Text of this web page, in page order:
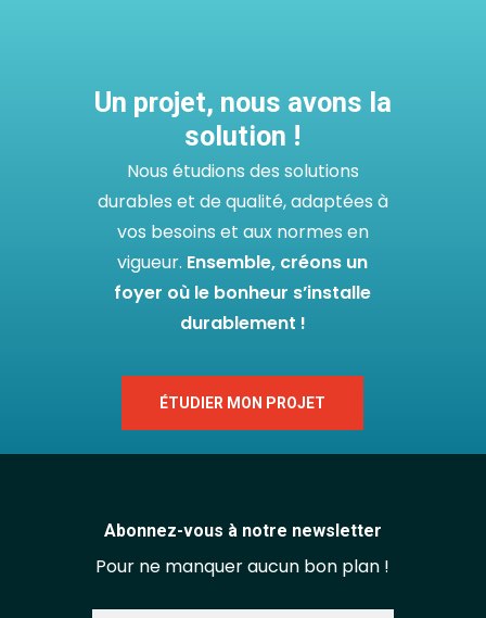
Un projet, nous avons la
solution !
Nous étudions des solutions
durables et de qualité, adaptées à
vos besoins et aux normes en
vigueur. Ensemble, créons un
foyer où le bonheur s’installe
durablement !
ÉTUDIER MON PROJET
Abonnez-vous à notre newsletter
Pour ne manquer aucun bon plan !